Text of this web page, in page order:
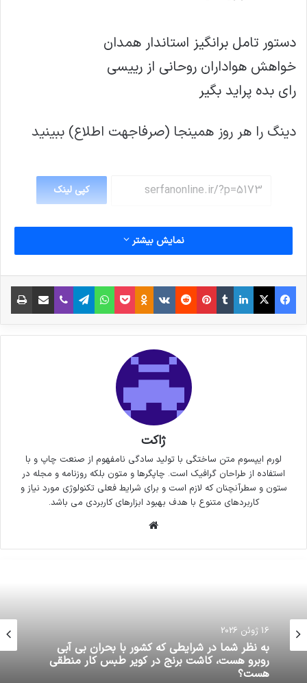
دستور تامل برانگیز استاندار همدان
خواهش هواداران روحانی از رییسی
رای بده پراید بگیر
دینگ را هر روز همینجا (صرفاجهت اطلاع) ببینید
کپی لینک
نمایش بیشتر
فیس بوک X لینکدین
‫تامبلر‫پین‌ترست
‫رددیت‫VKontakte
‫Odnoklassniki
پاکتواتس آپ تلگراموایبر اشتراک گذاری از طریق ایمیل
ژاکت
لورم ایپسوم متن ساختگی با تولید سادگی نامفهوم از صنعت چاپ و با
استفاده از طراحان گرافیک است. چاپگرها و متون بلکه روزنامه و مجله در
ستون و سطرآنچنان که لازم است و برای شرایط فعلی تکنولوژی مورد نیاز و
کاربردهای متنوع با هدف بهبود ابزارهای کاربردی می باشد.
16 ژوئن 2026
به نظر شما در شرایطی که کشور با بحران بی آبی
روبرو هست، کاشت برنج در کویر طبس کار منطقی
هست؟